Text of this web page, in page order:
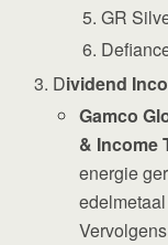
GR
Dividend
Gamco
& Income
energie